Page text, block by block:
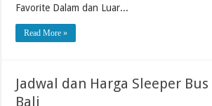
Favorite Dalam dan Luar...
Read More »
Jadwal dan Harga Sleeper
Bali